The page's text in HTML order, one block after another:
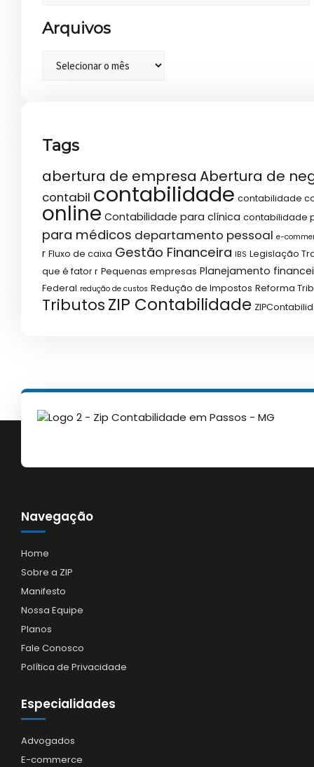
Arquivos
Tags
abertura de empresa Abertura de
contabil contabilidade contabilidade
online Contabilidade para clínica contabilidade
para médicos departamento pessoal e-
r Fluxo de caixa Gestão Financeira IBS Legislação
que é fator r Pequenas empresas Planejamento
Federal redução de custos Redução de Impostos Reforma
TributosZIP Contabilidade
Navegação
Home
Sobre a ZIP
Manifesto
Nossa Equipe
Planos
Fale Conosco
Política de Privacidade
Especialidades
Advogados
E-commerce